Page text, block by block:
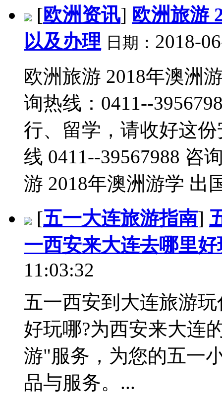
[欧洲资讯] 欧洲旅游
以及办理 日期： 2018-
欧洲旅游 2018年澳洲
询热线：0411--
行、留学，请收好这
线 0411--39567988 咨
游 2018年澳洲游学 出
[五一大连旅游指南]
一西安来大连去哪里好
11:03:32
五一西安到大连旅游
好玩哪?为西安来大连
游"服务，为您的五一
品与服务。...